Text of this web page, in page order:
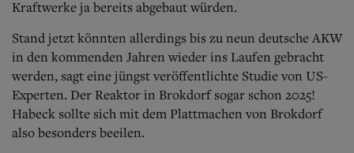
Kraftwerke ja bereits abgebaut würden.
Stand jetzt könnten allerdings bis zu neun deutsche AKW
in den kommenden Jahren wieder ins Laufen gebracht
werden, sagt eine jüngst veröffentlichte Studie von US-
Experten. Der Reaktor in Brokdorf sogar schon 2025!
Habeck sollte sich mit dem Plattmachen von Brokdorf
also besonders beeilen.